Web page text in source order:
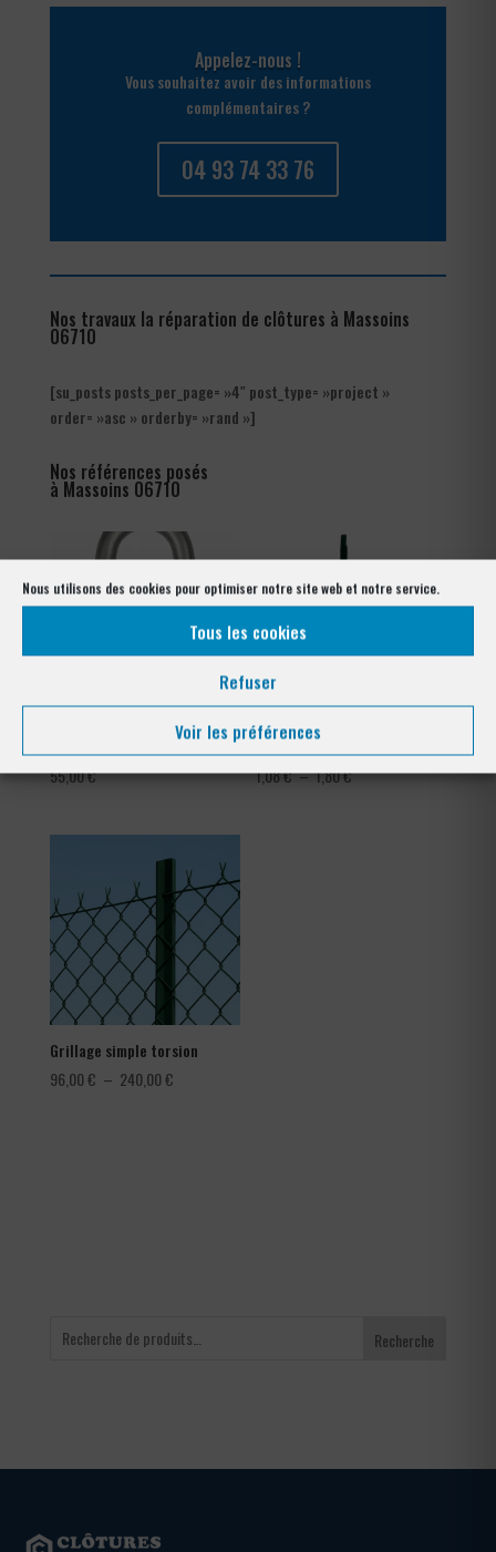
Nous utilisons des cookies pour optimiser notre site web et notre service.
Tous les cookies
Refuser
Voir les préférences
Appelez-nous !
Vous souhaitez avoir des informations
complémentaires ?
04 93 74 33 76
Nos travaux la réparation de clôtures à Massoins
06710
[su_posts posts_per_page= »4″ post_type= »project »
order= »asc » orderby= »rand »]
Nos références posés
à Massoins 06710
55,00€
Tendeur Plastifié
1,08€–1,80€Plage
Grillage simple torsion
96,00€ – 240,00€Plage
Recherche